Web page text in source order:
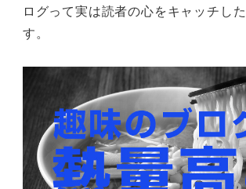
ログって実は読者の心をキャッチし
す。